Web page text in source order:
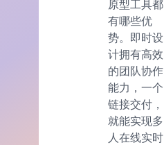
原型工具都
有哪些优
势。即时设
计拥有高效
的团队协作
能力，一个
链接交付，
就能实现多
人在线实时